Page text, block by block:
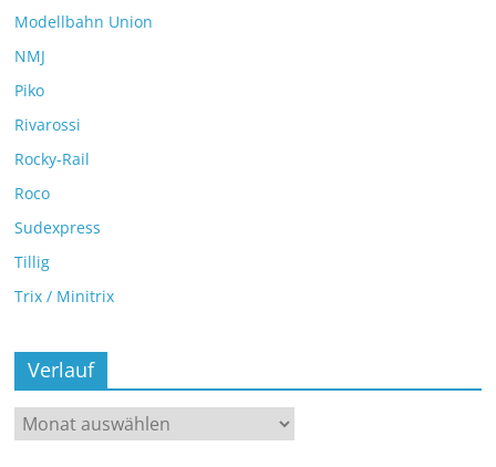
Modellbahn Union
NMJ
Piko
Rivarossi
Rocky-Rail
Roco
Sudexpress
Tillig
Trix / Minitrix
Verlauf